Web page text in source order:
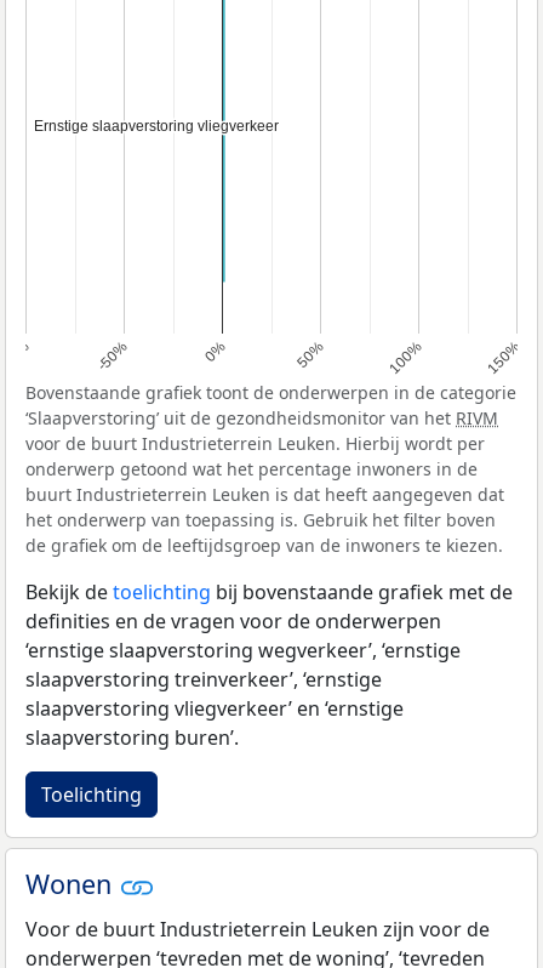
-50% 0% 50% 100% 150%
Ernstige slaapverstoring vliegverkeer
Ernstige slaapverstoring vliegverkeer
Bovenstaande grafiek toont de onderwerpen in de categorie
‘Slaapverstoring’ uit de gezondheidsmonitor van het RIVM
voor de buurt Industrieterrein Leuken. Hierbij wordt per
onderwerp getoond wat het percentage inwoners in de
buurt Industrieterrein Leuken is dat heeft aangegeven dat
het onderwerp van toepassing is. Gebruik het filter boven
de grafiek om de leeftijdsgroep van de inwoners te kiezen.
Bekijk detoelichting bij bovenstaande grafiek met de
definities en de vragen voor de onderwerpen
‘ernstige slaapverstoring wegverkeer’, ‘ernstige
slaapverstoring treinverkeer’, ‘ernstige
slaapverstoring vliegverkeer’ en ‘ernstige
slaapverstoring buren’.
Toelichting
Wonen
Voor de buurt Industrieterrein Leuken zijn voor de
onderwerpen ‘tevreden met de woning’, ‘tevreden